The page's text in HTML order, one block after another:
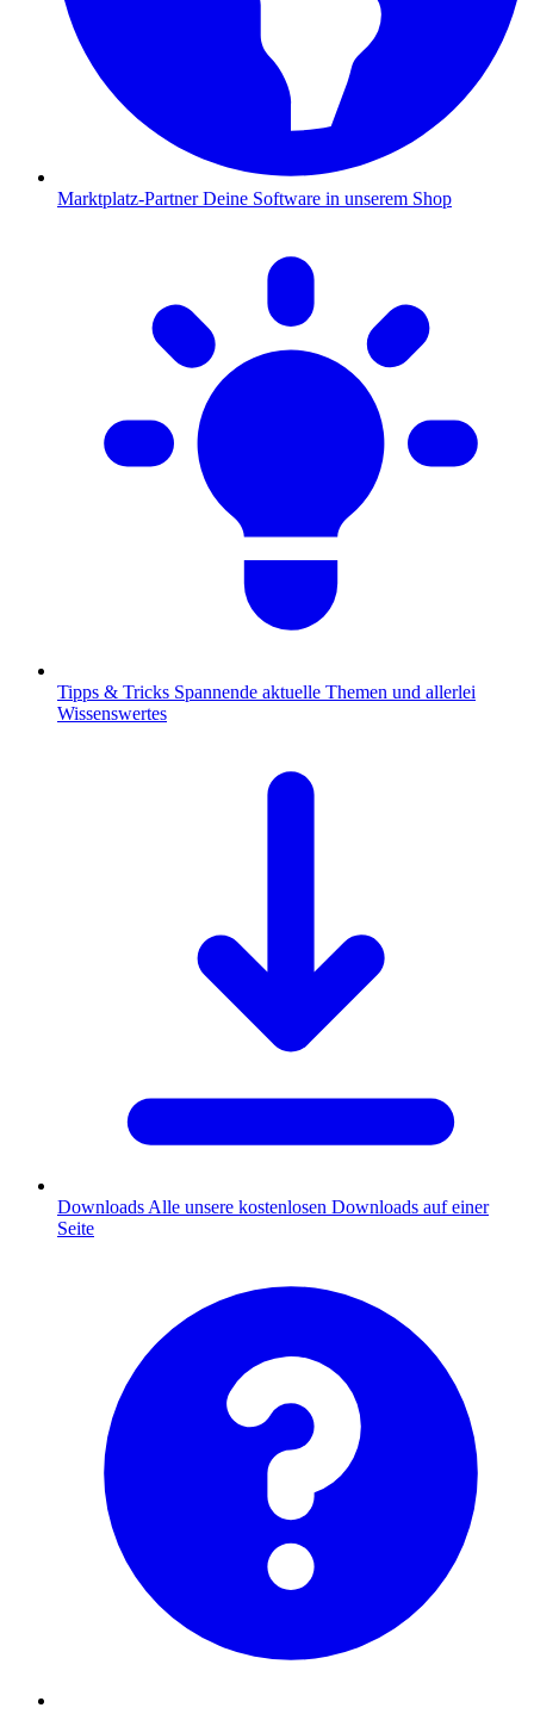
Marktplatz-Partner Deine Software in unserem Shop
Tipps & Tricks Spannende aktuelle Themen und allerlei
Wissenswertes
Downloads Alle unsere kostenlosen Downloads auf einer
Seite